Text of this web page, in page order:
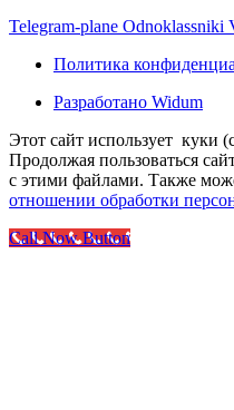
Telegram-plane Odnoklassniki
Политика
Разработано Widum
Этот сайт использует куки
Продолжая пользоваться
с этими файлами. Также
отношении обработки
Call Now Button